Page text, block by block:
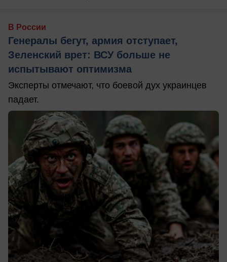
В России
Генералы бегут, армия отступает,
Зеленский врет: ВСУ больше не
испытывают оптимизма
Эксперты отмечают, что боевой дух украинцев
падает.